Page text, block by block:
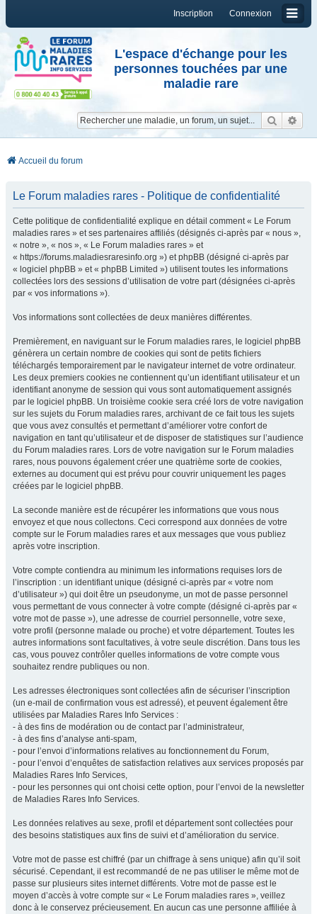
Connexion
Inscription
L'espace d'échange pour les
personnes touchées par une
maladie rare
Accueil du forum
Le Forum maladies rares - Politique de confidentialité
Cette politique de confidentialité explique en détail comment « Le Forum
maladies rares » et ses partenaires affiliés (désignés ci-après par « nous »,
« notre », « nos », « Le Forum maladies rares » et
« https://forums.maladiesraresinfo.org ») et phpBB (désigné ci-après par
« logiciel phpBB » et « phpBB Limited ») utilisent toutes les informations
collectées lors des sessions d’utilisation de votre part (désignées ci-après
par « vos informations »).
Vos informations sont collectées de deux manières différentes.
Premièrement, en naviguant sur le Forum maladies rares, le logiciel phpBB
génèrera un certain nombre de cookies qui sont de petits fichiers
téléchargés temporairement par le navigateur internet de votre ordinateur.
Les deux premiers cookies ne contiennent qu’un identifiant utilisateur et un
identifiant anonyme de session qui vous sont automatiquement assignés
par le logiciel phpBB. Un troisième cookie sera créé lors de votre navigation
sur les sujets du Forum maladies rares, archivant de ce fait tous les sujets
que vous avez consultés et permettant d’améliorer votre confort de
navigation en tant qu’utilisateur et de disposer de statistiques sur l’audience
du Forum maladies rares. Lors de votre navigation sur le Forum maladies
rares, nous pouvons également créer une quatrième sorte de cookies,
externes au document qui est prévu pour couvrir uniquement les pages
créées par le logiciel phpBB.
La seconde manière est de récupérer les informations que vous nous
envoyez et que nous collectons. Ceci correspond aux données de votre
compte sur le Forum maladies rares et aux messages que vous publiez
après votre inscription.
Votre compte contiendra au minimum les informations requises lors de
l’inscription : un identifiant unique (désigné ci-après par « votre nom
d’utilisateur ») qui doit être un pseudonyme, un mot de passe personnel
vous permettant de vous connecter à votre compte (désigné ci-après par «
votre mot de passe »), une adresse de courriel personnelle, votre sexe,
votre profil (personne malade ou proche) et votre département. Toutes les
autres informations sont facultatives, à votre seule discrétion. Dans tous les
cas, vous pouvez contrôler quelles informations de votre compte vous
souhaitez rendre publiques ou non.
Les adresses électroniques sont collectées afin de sécuriser l’inscription
(un e-mail de confirmation vous est adressé), et peuvent également être
utilisées par Maladies Rares Info Services :
- à des fins de modération ou de contact par l’administrateur,
- à des fins d’analyse anti-spam,
- pour l’envoi d’informations relatives au fonctionnement du Forum,
- pour l’envoi d’enquêtes de satisfaction relatives aux services proposés par
Maladies Rares Info Services,
- pour les personnes qui ont choisi cette option, pour l’envoi de la newsletter
de Maladies Rares Info Services.
Les données relatives au sexe, profil et département sont collectées pour
des besoins statistiques aux fins de suivi et d’amélioration du service.
Votre mot de passe est chiffré (par un chiffrage à sens unique) afin qu’il soit
sécurisé. Cependant, il est recommandé de ne pas utiliser le même mot de
passe sur plusieurs sites internet différents. Votre mot de passe est le
moyen d’accès à votre compte sur « Le Forum maladies rares », veillez
donc à le conservez précieusement. En aucun cas une personne affiliée à